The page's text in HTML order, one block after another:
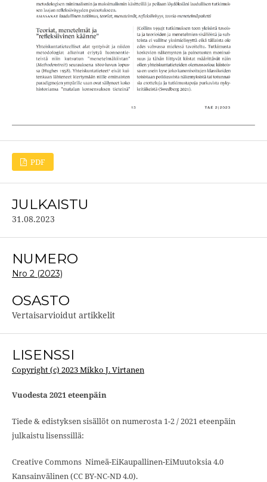
PDF
JULKAISTU
31.08.2023
NUMERO
Nro 2 (2023)
OSASTO
Vertaisarvioidut artikkelit
LISENSSI
Copyright (c) 2023 Mikko J. Virtanen
Vuodesta 2021 eteenpäin
Tiede & edistyksen sisällöt on numerosta 1-2 / 2021 eteenpäin
julkaistu lisenssillä:
Creative Commons Nimeä-EiKaupallinen-EiMuutoksia 4.0
Kansainvälinen (CC BY-NC-ND 4.0).